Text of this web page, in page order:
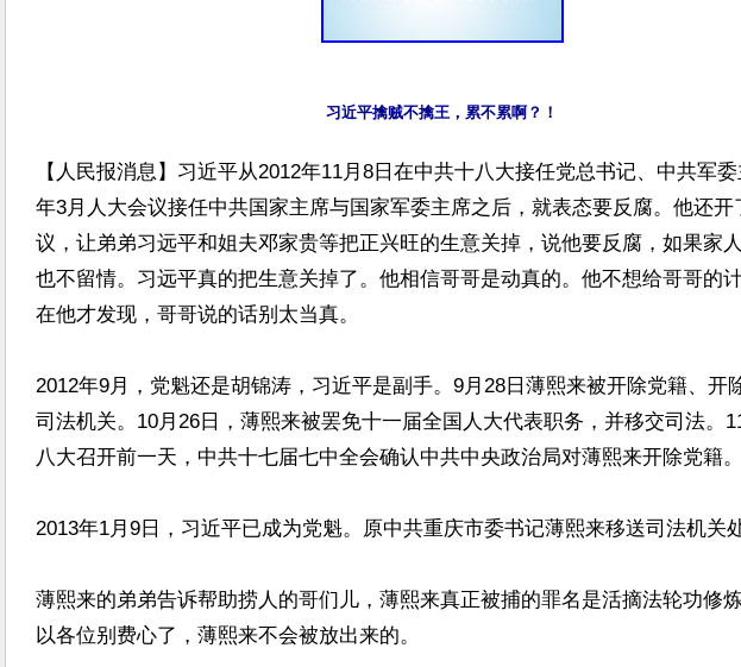
习近平擒贼不擒王，累不累啊？！
【人民报消息】习近平从2012年11月8日在中共十八大接任党总书记、中共军
年3月人大会议接任中共国家主席与国家军委主席之后，就表态要反腐。他还开
议，让弟弟习远平和姐夫邓家贵等把正兴旺的生意关掉，说他要反腐，如果家
也不留情。习远平真的把生意关掉了。他相信哥哥是动真的。他不想给哥哥的
在他才发现，哥哥说的话别太当真。
2012年9月，党魁还是胡锦涛，习近平是副手。9月28日薄熙来被开除党籍、开
司法机关。10月26日，薄熙来被罢免十一届全国人大代表职务，并移交司法。
八大召开前一天，中共十七届七中全会确认中共中央政治局对薄熙来开除党籍。
2013年1月9日，习近平已成为党魁。原中共重庆市委书记薄熙来移送司法机关处
薄熙来的弟弟告诉帮助捞人的哥们儿，薄熙来真正被捕的罪名是活摘法轮功修
以各位别费心了，薄熙来不会被放出来的。